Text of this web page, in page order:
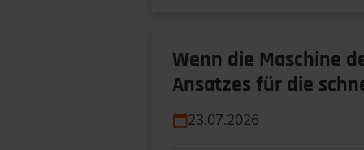
Wenn die Maschine
Ansatzes für die
23.07.2026